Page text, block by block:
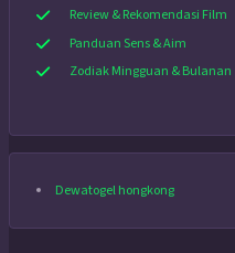
Review & Rekomendasi Film
Panduan Sens & Aim
Zodiak Mingguan & Bulanan
Dewatogel hongkong